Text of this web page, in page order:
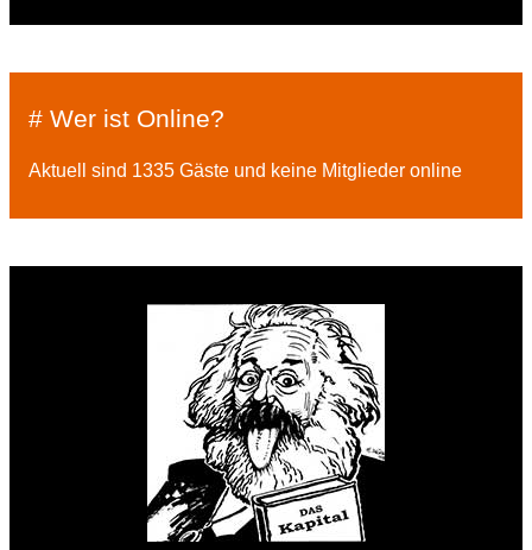
# Wer ist Online?
Aktuell sind 1335 Gäste und keine Mitglieder online